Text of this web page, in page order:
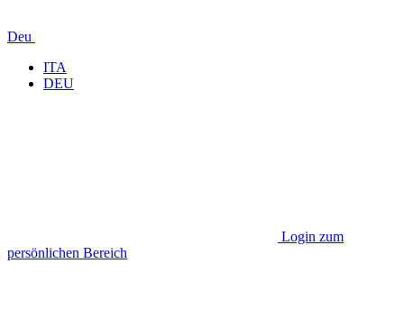
Deu
ITA
DEU
Login zum
persönlichen Bereich